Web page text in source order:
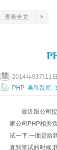
查看全文 »
2014年03月11日
PHP 吴玖乱笔
最近跟公司
家公司PHP相关
试一下.一面是给
直到笔试的时候,